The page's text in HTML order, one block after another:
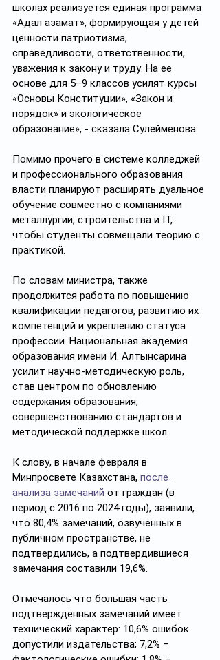
школах реализуется единая программа
«Адал азамат», формирующая у детей
ценности патриотизма,
справедливости, ответственности,
уважения к закону и труду. На ее
основе для 5–9 классов усилят курсы
«Основы Конституции», «Закон и
порядок» и экологическое
образование», - сказала Сулейменова.
Помимо прочего в системе колледжей
и профессионального образования
власти планируют расширять дуальное
обучение совместно с компаниями
металлургии, строительства и IT,
чтобы студенты совмещали теорию с
практикой.
По словам министра, также
продолжится работа по повышению
квалификации педагогов, развитию их
компетенций и укреплению статуса
профессии. Национальная академия
образования имени И. Алтынсарина
усилит научно-методическую роль,
став центром по обновлению
содержания образования,
совершенствованию стандартов и
методической поддержке школ.
К слову, в начале февраля в
Минпросвете Казахстана, после
анализа замечаний от граждан (в
период с 2016 по 2024 годы), заявили,
что 80,4% замечаний, озвученных в
публичном пространстве, не
подтвердились, а подтвердившиеся
замечания составили 19,6%.
Отмечалось что большая часть
подтверждённых замечаний имеет
технический характер: 10,6% ошибок
допустили издательства; 7,2% –